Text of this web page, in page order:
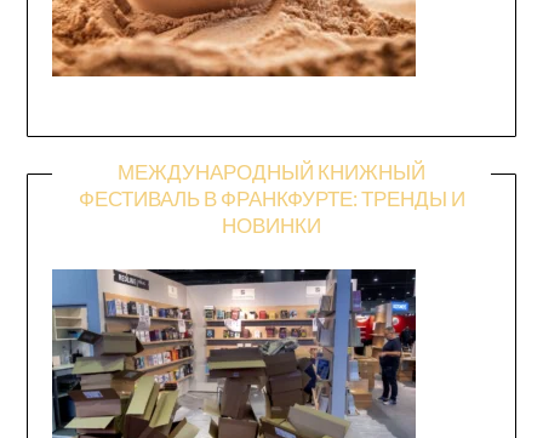
МЕЖДУНАРОДНЫЙ КНИЖНЫЙ
ФЕСТИВАЛЬ В ФРАНКФУРТЕ: ТРЕНДЫ И
НОВИНКИ